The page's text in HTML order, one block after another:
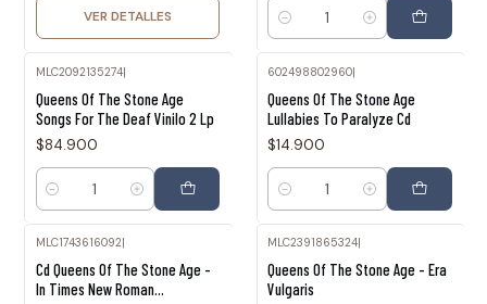
VER DETALLES
Cantidad
MLC2092135274|
Queens Of The Stone Age
Songs For The Deaf Vinilo 2 Lp
$84.900
Cantidad
602498802960|
Queens Of The Stone Age
Lullabies To Paralyze Cd
$14.900
Cantidad
MLC1743616092|
Cd Queens Of The Stone Age -
In Times New Roman...
MLC2391865324
Queens Of The Stone Age - Era
Vulgaris